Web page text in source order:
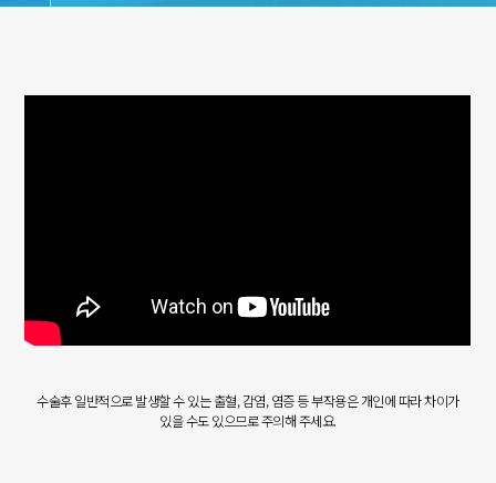
수술후 일반적으로 발생할 수 있는 출혈, 감염, 염증 등 부작용은 개인에 따라 차이가
있을 수도 있으므로 주의해 주세요.